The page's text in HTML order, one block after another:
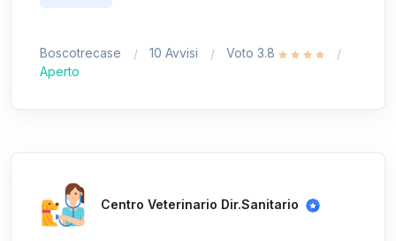
Boscotrecase 10 Avvisi
Voto 3.8
Aperto
Centro Veterinario Dir.Sanitario